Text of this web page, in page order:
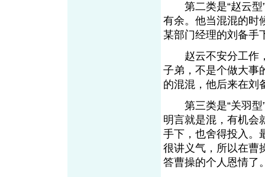
第二类是“赵云型”
有余。他当混混的时
某部门经理的刘备手
赵云不安分工作，
子弟，不是个做大事
的混混，他后来在刘
第三类是“关羽型”
明言就是混，有机会
手下，也舍得投入。
很讲义气，所以在曹
答曹操的个人恩情了